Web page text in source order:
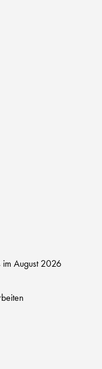
im August 2026